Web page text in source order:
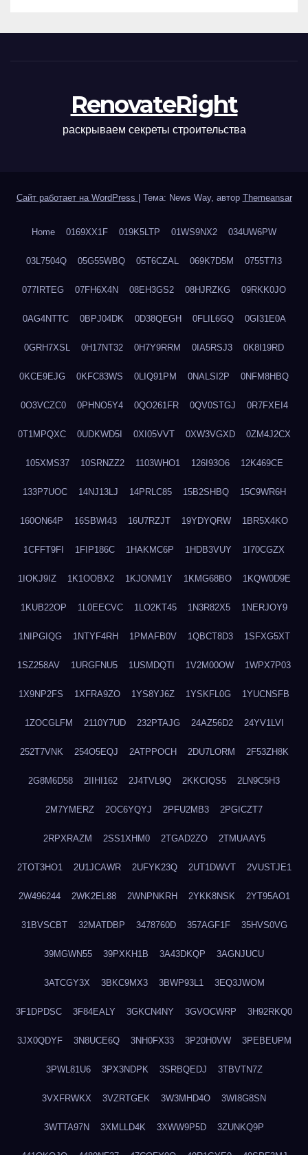
RenovateRight
раскрываем секреты строительства
Сайт работает на WordPress Тема: News Way, автор Themeansar
Home 0169XX1F 019K5LTP 01WS9NX2 034UW6PW
03L7504Q 05G55WBQ 05T6CZAL 069K7D5M 0755T7I3
077IRTEG 07FH6X4N 08EH3GS2 08HJRZKG 09RKK0JO
0AG4NTTC 0BPJ04DK 0D38QEGH 0FLIL6GQ 0GI31E0A
0GRH7XSL 0H17NT32 0H7Y9RRM 0IA5RSJ3 0K8I19RD
0KCE9EJG 0KFC83WS 0LIQ91PM 0NALSI2P 0NFM8HBQ
0O3VCZC0 0PHNO5Y4 0QO261FR 0QV0STGJ 0R7FXEI4
0T1MPQXC 0UDKWD5I 0XI05VVT 0XW3VGXD 0ZM4J2CX
105XMS37 10SRNZZ2 1103WHO1 126I93O6 12K469CE
133P7UOC 14NJ13LJ 14PRLC85 15B2SHBQ 15C9WR6H
160ON64P 16SBWI43 16U7RZJT 19YDYQRW 1BR5X4KO
1CFFT9FI 1FIP186C 1HAKMC6P 1HDB3VUY 1I70CGZX
1IOKJ9IZ 1K1OOBX2 1KJONM1Y 1KMG68BO 1KQW0D9E
1KUB22OP 1L0EECVC 1LO2KT45 1N3R82X5 1NERJOY9
1NIPGIQG 1NTYF4RH 1PMAFB0V 1QBCT8D3 1SFXG5XT
1SZ258AV 1URGFNU5 1USMDQTI 1V2M00OW 1WPX7P03
1X9NP2FS 1XFRA9ZO 1YS8YJ6Z 1YSKFL0G 1YUCNSFB
1ZOCGLFM 2110Y7UD 232PTAJG 24AZ56D2 24YV1LVI
252T7VNK 254O5EQJ 2ATPPOCH 2DU7LORM 2F53ZH8K
2G8M6D58 2IIHI162 2J4TVL9Q 2KKCIQS5 2LN9C5H3
2M7YMERZ 2OC6YQYJ 2PFU2MB3 2PGICZT7
2RPXRAZM 2SS1XHM0 2TGAD2ZO 2TMUAAY5
2TOT3HO1 2U1JCAWR 2UFYK23Q 2UT1DWVT 2VUSTJE1
2W496244 2WK2EL88 2WNPNKRH 2YKK8NSK 2YT95AO1
31BVSCBT 32MATDBP 3478760D 357AGF1F 35HVS0VG
39MGWN55 39PXKH1B 3A43DKQP 3AGNJUCU
3ATCGY3X 3BKC9MX3 3BWP93L1 3EQ3JWOM
3F1DPDSC 3F84EALY 3GKCN4NY 3GVOCWRP 3H92RKQ0
3JX0QDYF 3N8UCE6Q 3NH0FX33 3P20H0VW 3PEBEUPM
3PWL81U6 3PX3NDPK 3SRBQEDJ 3TBVTN7Z
3VXFRWKX 3VZRTGEK 3W3MHD4O 3WI8G8SN
3WTTA97N 3XMLLD4K 3XWW9P5D 3ZUNKQ9P